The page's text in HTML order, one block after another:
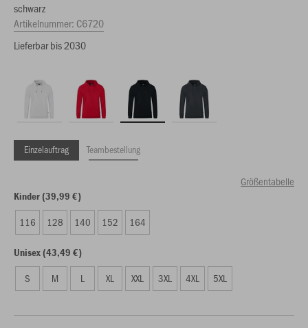
schwarz
Artikelnummer: C6720
Lieferbar bis 2030
Einzelauftrag Teambestellung
Größentabelle
Kinder (39,99 €)
116 128 140 152 164
Unisex (43,49 €)
S M L XL XXL 3XL 4XL 5XL